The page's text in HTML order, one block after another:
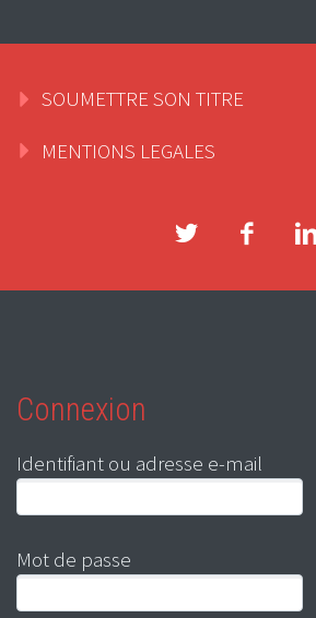
SOUMETTRE SON TITRE
MENTIONS LEGALES
Connexion
Identifiant ou adresse e-mail
Mot de passe